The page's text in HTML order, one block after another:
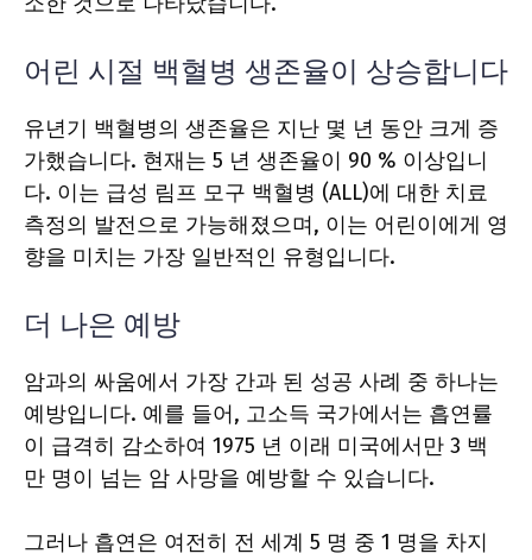
어린 시절 백혈병 생존율이 상승합니다
유년기 백혈병의 생존율은 지난 몇 년 동안 크게 증
가했습니다. 현재는 5 년 생존율이 90 % 이상입니
다. 이는 급성 림프 모구 백혈병 (ALL)에 대한 치료
측정의 발전으로 가능해졌으며, 이는 어린이에게 영
향을 미치는 가장 일반적인 유형입니다.
더 나은 예방
암과의 싸움에서 가장 간과 된 성공 사례 중 하나는
예방입니다. 예를 들어, 고소득 국가에서는 흡연률
이 급격히 감소하여 1975 년 이래 미국에서만 3 백
만 명이 넘는 암 사망을 예방할 수 있습니다.
그러나 흡연은 여전히 ​​전 세계 5 명 중 1 명을 차지